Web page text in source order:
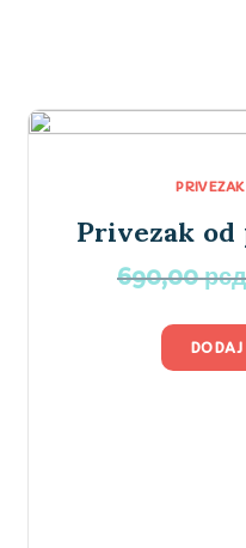
Privezak
690,00рсд